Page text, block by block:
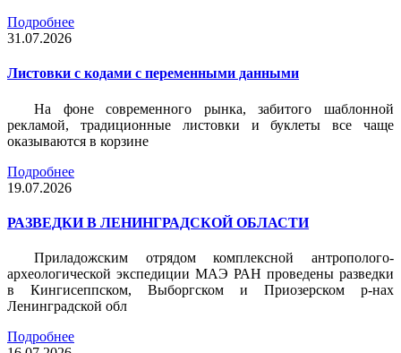
Подробнее
31.07.2026
Листовки c кодами с переменными данными
На фоне современного рынка, забитого шаблонной
рекламой, традиционные листовки и буклеты все чаще
оказываются в корзине
Подробнее
19.07.2026
РАЗВЕДКИ В ЛЕНИНГРАДСКОЙ ОБЛАСТИ
Приладожским отрядом комплексной антрополого-
археологической экспедиции МАЭ РАН проведены разведки
в Кингисеппском, Выборгском и Приозерском р-нах
Ленинградской обл
Подробнее